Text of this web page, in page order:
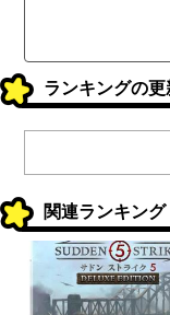
ランキングの更
関連ランキング